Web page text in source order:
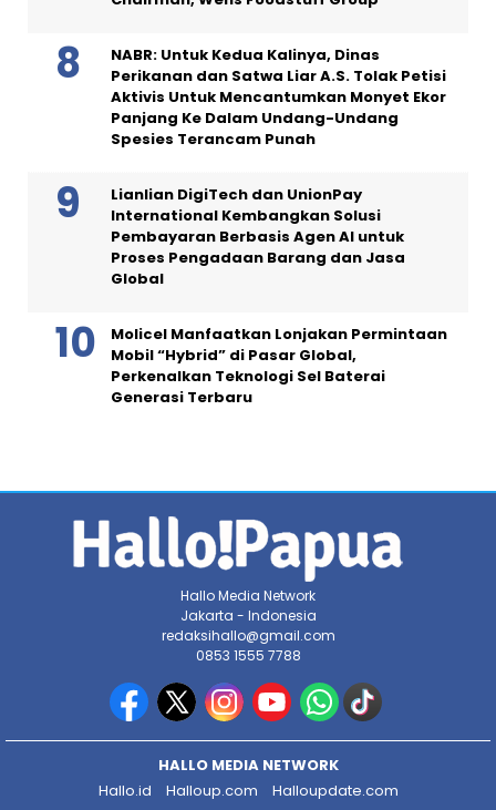
NABR: Untuk Kedua Kalinya, Dinas
Perikanan dan Satwa Liar A.S. Tolak Petisi
Aktivis Untuk Mencantumkan Monyet Ekor
Panjang Ke Dalam Undang-Undang
Spesies Terancam Punah
Lianlian DigiTech dan UnionPay
International Kembangkan Solusi
Pembayaran Berbasis Agen AI untuk
Proses Pengadaan Barang dan Jasa
Global
Molicel Manfaatkan Lonjakan Permintaan
Mobil “Hybrid” di Pasar Global,
Perkenalkan Teknologi Sel Baterai
Generasi Terbaru
Hallo Media Network
Jakarta - Indonesia
redaksihallo@gmail.com
0853 1555 7788
HALLO MEDIA NETWORK
Hallo.id
Halloup.com
Halloupdate.com